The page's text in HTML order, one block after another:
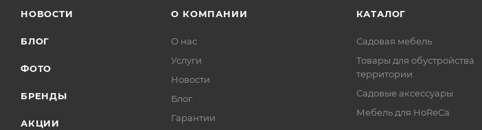
НОВОСТИ
БЛОГ
ФОТО
БРЕНДЫ
АКЦИИ
О КОМПАНИИ
О нас
Услуги
Новости
Блог
Гарантии
КАТАЛОГ
Садовая мебель
Товары для обустройства
территории
Садовые аксессуары
Мебель для HoReCa